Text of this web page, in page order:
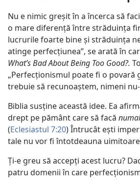
Nu e nimic greșit în a încerca să
o mare diferență între străduința
lucrurile foarte bine și străduința
atinge perfecțiunea”, se arată în
What’s Bad About Being Too Good?.
„Perfecționismul poate fi o povară
trebuie să recunoaștem, nimeni
Biblia susține această idee. Ea
drept pe pământ care să facă numai
(Eclesiastul 7:20) Întrucât ești
tale nu vor fi întotdeauna
Ți-e greu să accepți acest lucru?
patru domenii în care